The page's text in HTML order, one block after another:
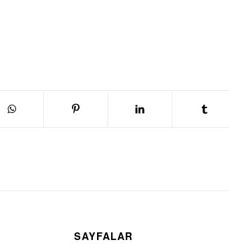
SAYFALAR